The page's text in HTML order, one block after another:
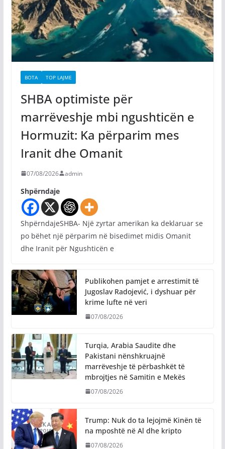
BOTA TOP LAJME
SHBA optimiste për
marrëveshje mbi ngushticën e
Hormuzit: Ka përparim mes
Iranit dhe Omanit
07/08/2026 admin
Shpërndaje
ShpërndajeSHBA- Një zyrtar amerikan ka deklaruar se
po bëhet një përparim në bisedimet midis Omanit
dhe Iranit për Ngushticën e
Publikohen pamjet e arrestimit të
Jugoslav Radojević, i dyshuar për
krime lufte në veri
07/08/2026
Turqia, Arabia Saudite dhe
Pakistani nënshkruajnë
marrëveshje të përbashkët të
mbrojtjes në Samitin e Mekës
07/08/2026
Trump: Nuk do ta lejojmë Kinën të
na mposhtë në Al dhe kripto
07/08/2026